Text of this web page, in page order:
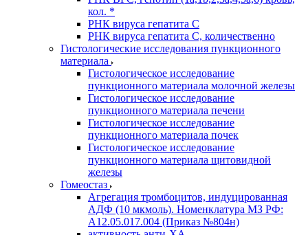
кол. *
РНК вируса гепатита C
РНК вируса гепатита C, количественно
Гистологические исследования пункционного
материала
Гистологическое исследование
пункционного материала молочной железы
Гистологическое исследование
пункционного материала печени
Гистологическое исследование
пункционного материала почек
Гистологическое исследование
пункционного материала щитовидной
железы
Гомеостаз
Агрегация тромбоцитов, индуцированная
АДФ (10 мкмоль). Номенклатура МЗ РФ:
A12.05.017.004 (Приказ №804н)